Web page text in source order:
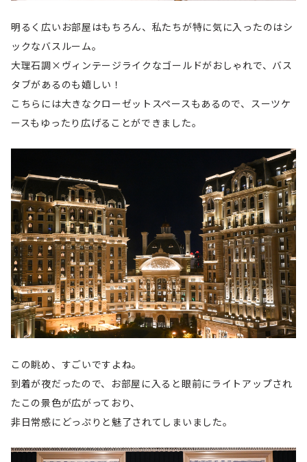
明るく広いお部屋はもちろん、私たちが特に気に入ったのはシ
ックなバスルーム。
大理石調×ヴィンテージライクなゴールドがおしゃれで、バス
タブがあるのも嬉しい！
こちらには大きなクローゼットスペースもあるので、スーツケ
ースもゆったり広げることができました。
この眺め、すごいですよね。
到着が夜だったので、お部屋に入ると眼前にライトアップされ
たこの景色が広がっており、
非日常感にどっぷりと魅了されてしまいました。